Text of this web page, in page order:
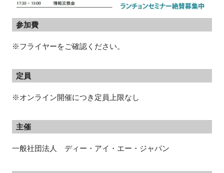
参加費
※フライヤーをご確認ください。
定員
※オンライン開催につき定員上限なし
主催
一般社団法人 ディー・アイ・エー・ジャパン